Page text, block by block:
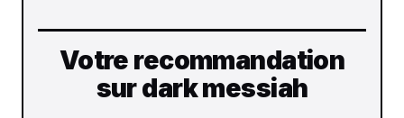
Votre recommandation
sur dark messiah